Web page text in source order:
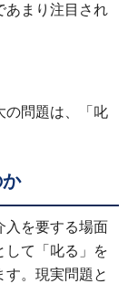
あまり注目され
の問題は、「叱
入を要する場面
して「叱る」を
す。現実問題と